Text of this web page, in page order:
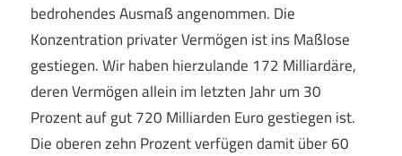
bedrohendes Ausmaß angenommen. Die
Konzentration privater Vermögen ist ins Maßlose
gestiegen. Wir haben hierzulande 172 Milliardäre,
deren Vermögen allein im letzten Jahr um 30
Prozent auf gut 720 Milliarden Euro gestiegen ist.
Die oberen zehn Prozent verfügen damit über 60